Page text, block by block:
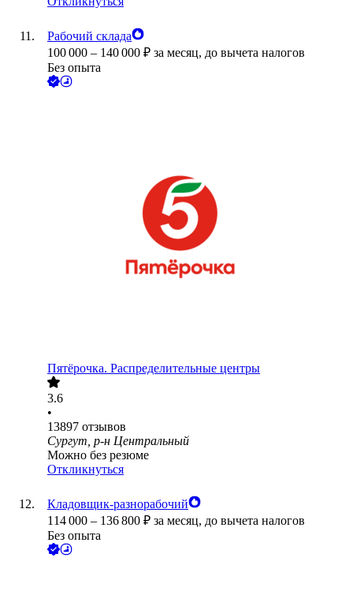
Рабочий склада
100 000 – 140 000 ₽ за месяц, до вычета налогов
Без опыта
Пятёрочка. Распределительные центры
3.6
•
13897 отзывов
Сургут, р-н Центральный
Можно без резюме
Откликнуться
Кладовщик-разнорабочий
114 000 – 136 800 ₽ за месяц, до вычета налогов
Без опыта